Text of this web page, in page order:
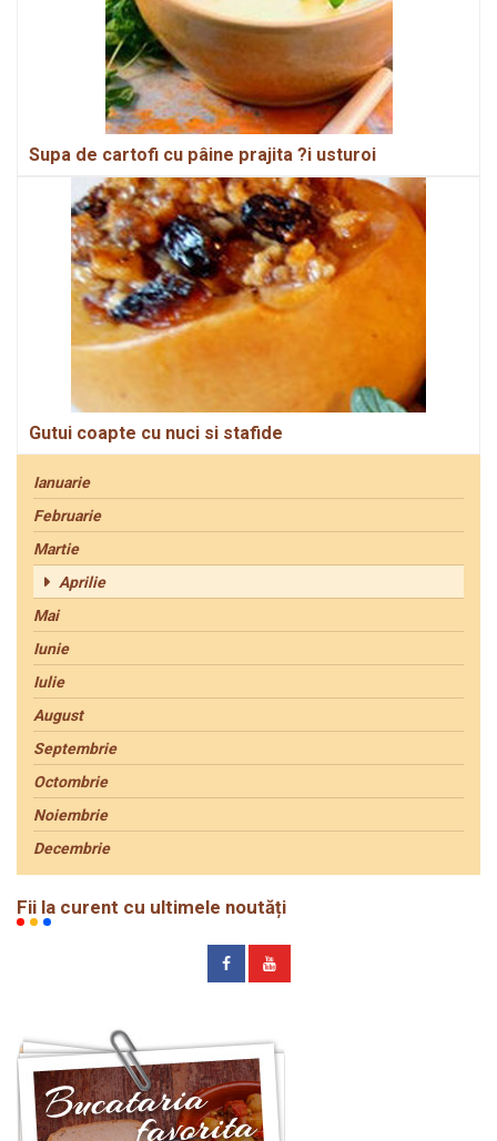
Supa de cartofi cu pâine prajita ?i usturoi
Gutui coapte cu nuci si stafide
Ianuarie
Februarie
Martie
Aprilie
Mai
Iunie
Iulie
August
Septembrie
Octombrie
Noiembrie
Decembrie
Fii la curent cu ultimele noutăți